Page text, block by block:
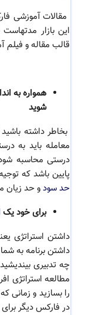
مقالات آموزشی
این بازار
قالب مقاله و فیلم
همواره به
شوید
بخاطر داشته
معامله باید به
درستی محاسبه
پایین باشد که
حد سودو حد زیان
برای خود یک
داشتن استراتژی
داشتن برنامه به
چه تدبیری
مطالعه استراتژی
را بسازید و زمانی
در فارکس دیگر